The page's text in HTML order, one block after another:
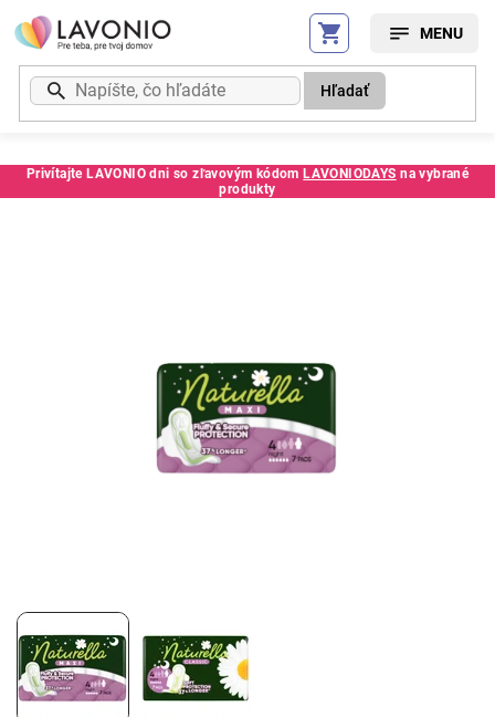
Prejsť
na
obsah
Privítajte LAVONIO dni so zľavovým kódom LAVONIODAYS na vybrané
produkty
Hľadať
Kód: 4930